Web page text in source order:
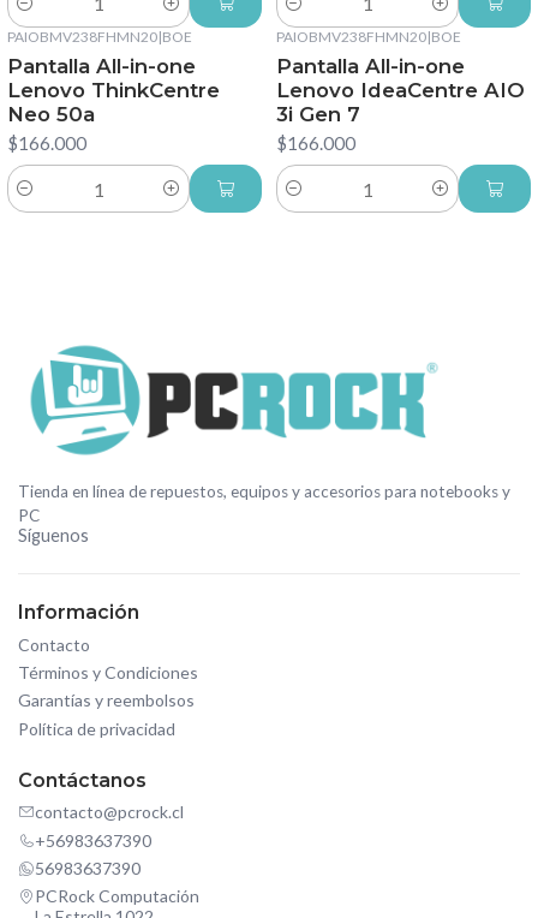
Cantidad Cantidad
PAIOBMV238FHMN20|BOE
Pantalla All-in-one
Lenovo ThinkCentre
Neo 50a
$166.000
Cantidad
PAIOBMV238FHMN20|BOE
Pantalla All-in-one
Lenovo IdeaCentre AIO
3i Gen 7
$166.000
Cantidad
Tienda en línea de repuestos, equipos y accesorios para notebooks y
PC
Síguenos
Información
Contacto
Términos y Condiciones
Garantías y reembolsos
Política de privacidad
Contáctanos
contacto@pcrock.cl
+56983637390
56983637390
PCRock Computación